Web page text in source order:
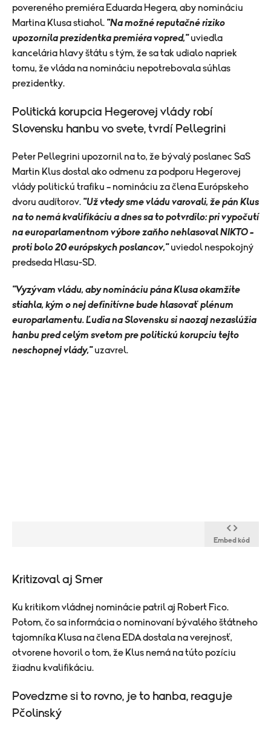
povereného premiéra Eduarda Hegera, aby nomináciu
Martina Klusa stiahol. "Na možné reputačné riziko
upozornila prezidentka premiéra vopred,"uviedla
kancelária hlavy štátu s tým, že sa tak udialo napriek
tomu, že vláda na nomináciu nepotrebovala súhlas
prezidentky.
Politická korupcia Hegerovej vlády robí
Slovensku hanbu vo svete, tvrdí Pellegrini
Peter Pellegrini upozornil na to, že bývalý poslanec SaS
Martin Klus dostal ako odmenu za podporu Hegerovej
vlády politickú trafiku – nomináciu za člena Európskeho
dvoru audítorov. "Už vtedy sme vládu varovali, že pán Klus
na to nemá kvalifikáciu a dnes sa to potvrdilo: pri vypočutí
na europarlamentnom výbore zaňho nehlasoval NIKTO –
proti bolo 20 európskych poslancov,"uviedol nespokojný
predseda Hlasu-SD.
"Vyzývam vládu, aby nomináciu pána Klusa okamžite
stiahla, kým o nej definitívne bude hlasovať plénum
europarlamentu. Ľudia na Slovensku si naozaj nezaslúžia
hanbu pred celým svetom pre politickú korupciu tejto
neschopnej vlády," uzavrel.
Embed kód
Kritizoval aj Smer
Ku kritikom vládnej nominácie patril aj Robert Fico.
Potom, čo sa informácia o nominovaní bývalého štátneho
tajomníka Klusa na člena EDA dostala na verejnosť,
otvorene hovoril o tom, že Klus nemá na túto pozíciu
žiadnu kvalifikáciu.
Povedzme si to rovno, je to hanba, reaguje
Pčolinský